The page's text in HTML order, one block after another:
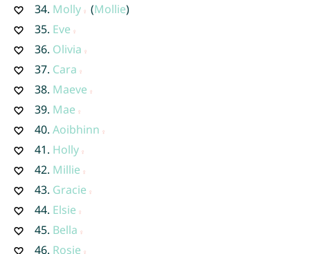
34. Molly (Mollie)
35. Eve
36. Olivia
37. Cara
38. Maeve
39. Mae
40. Aoibhinn
41. Holly
42. Millie
43. Gracie
44. Elsie
45. Bella
46. Rosie